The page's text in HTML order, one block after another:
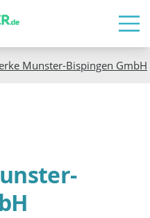
Munster-Bispingen GmbH